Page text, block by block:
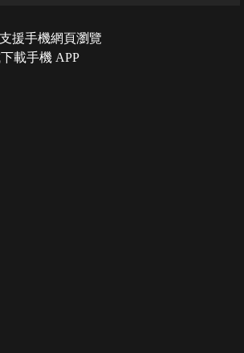
援手機網頁瀏覽
載手機 APP